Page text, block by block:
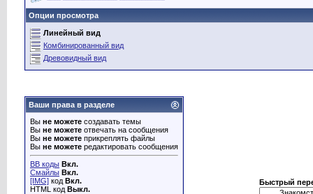
Опции просмотра
Линейный вид
Комбинированный вид
Древовидный вид
Ваши права в разделе
Вы не можете создавать темы
Вы не можете отвечать на сообщения
Вы не можете прикреплять файлы
Вы не можете редактировать сообщения
BB коды Вкл.
Смайлы Вкл.
[IMG] код Вкл.
HTML код Выкл.
Быстрый